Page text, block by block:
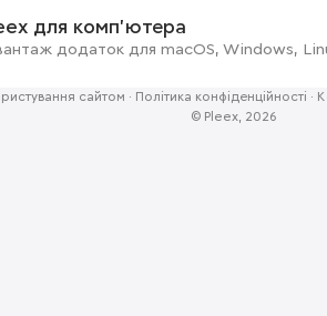
для комп'ютера
додаток для macOS, Windows,
сайтом · Політика конфіденційності ·
© Pleex, 2026